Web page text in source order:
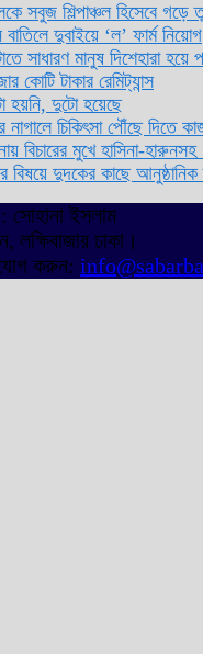
সবুজ শিল্পাঞ্চল হিসেবে গড়ে
বাতিলে দুবাইয়ে ‌‘ল’ ফার্ম নিয়োগ
সাধারণ মানুষ দিশেহারা হয়ে
কোটি টাকার রেমিট্যান্স
হয়নি, দুটো হয়েছে
নাগালে চিকিৎসা পৌঁছে দিতে
বিচারের মুখে হাসিনা-
বিষয়ে দুদকের কাছে
সোহানা ইসলাম
ঢাকা।
করুন: